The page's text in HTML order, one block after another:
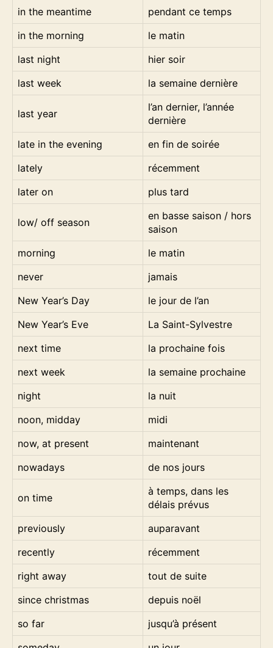
in the meantime
pendant ce temps
in the morning
le matin
last night
hier soir
last week
la semaine dernière
last year
l’an dernier, l’année
dernière
late in the evening
en fin de soirée
lately
récemment
later on
plus tard
low/ off season
en basse saison / hors
saison
morning
le matin
never
jamais
New Year’s Day
le jour de l’an
New Year’s Eve
La Saint-Sylvestre
next time
la prochaine fois
next week
la semaine prochaine
night
la nuit
noon, midday
midi
now, at present
maintenant
nowadays
de nos jours
on time
à temps, dans les
délais prévus
previously
auparavant
recently
récemment
right away
tout de suite
since christmas
depuis noël
so far
jusqu’à présent